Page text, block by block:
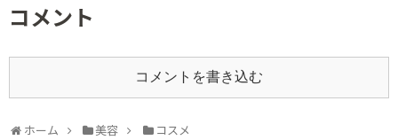
コメント
コメントを書き込む
ホーム 美容 コスメ